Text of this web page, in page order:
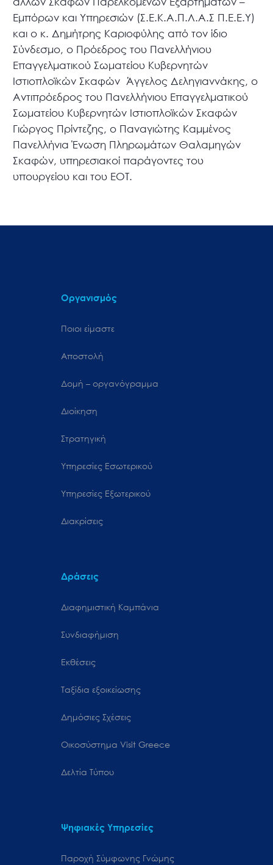
Εμπόρων και Υπηρεσιών (Σ.Ε.Κ.Α.Π.Λ.Α.Σ Π.Ε.Ε.Υ)
και ο κ. Δημήτρης Καριοφύλης από τον ίδιο
Σύνδεσμο, ο Πρόεδρος του Πανελλήνιου
Επαγγελματικού Σωματείου Κυβερνητών
Ιστιοπλοϊκών Σκαφών Άγγελος Δεληγιαννάκης, ο
Αντιπρόεδρος του Πανελλήνιου Επαγγελματικού
Σωματείου Κυβερνητών Ιστιοπλοϊκών Σκαφών
Γιώργος Πρίντεζης, ο Παναγιώτης Καμμένος
Πανελλήνια Ένωση Πληρωμάτων Θαλαμηγών
Σκαφών, υπηρεσιακοί παράγοντες του
υπουργείου και του ΕΟΤ.
Οργανισμός
Ποιοι είμαστε
Αποστολή
Δομή – οργανόγραμμα
Διοίκηση
Στρατηγική
Υπηρεσίες Εσωτερικού
Υπηρεσίες Εξωτερικού
Διακρίσεις
Δράσεις
Διαφημιστική Καμπάνια
Συνδιαφήμιση
Εκθέσεις
Ταξίδια εξοικείωσης
Δημόσιες Σχέσεις
Oικοσύστημα Visit Greece
Δελτία Τύπου
Ψηφιακές Υπηρεσίες
Παροχή Σύμφωνης Γνώμης